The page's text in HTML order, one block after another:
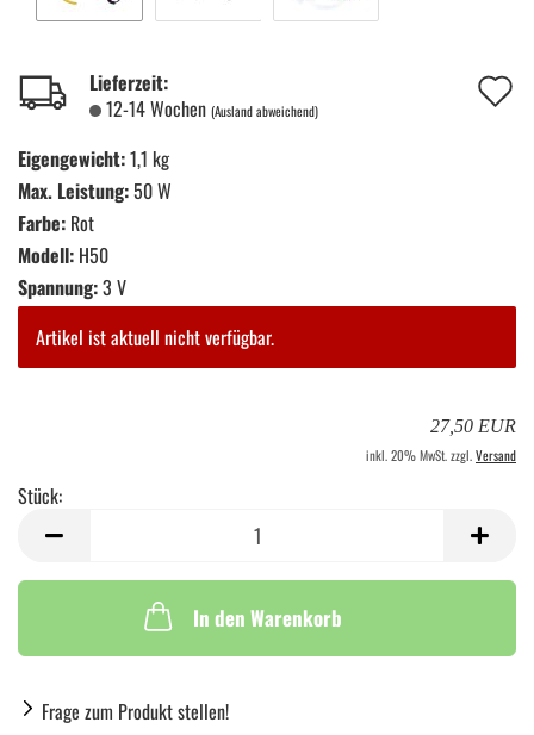
Lieferzeit:
12-14 Wochen (Ausland abweichend)
Eigengewicht:1,1 kg
Max. Leistung:50 W
Farbe: Rot
Modell: H50
Spannung:3 V
Artikel ist aktuell nicht verfügbar.
27,50 EUR
inkl. 20% MwSt. zzgl.Versand
Stück:
In den Warenkorb
Frage zum Produkt stellen!